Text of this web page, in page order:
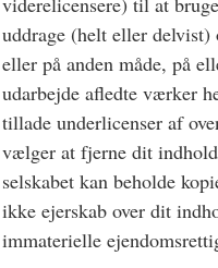
uddrage (helt eller
eller på anden måde, på
udarbejde afledte værker
tillade underlicenser af
vælger at fjerne dit
selskabet kan beholde
ikke ejerskab over dit
immaterielle